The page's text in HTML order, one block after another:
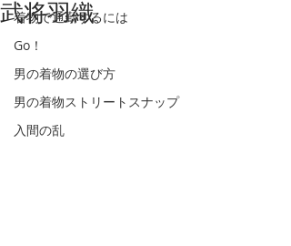
着物で通勤するには
Go！
男の着物の選び方
男の着物ストリートスナップ
入間の乱
武将羽織